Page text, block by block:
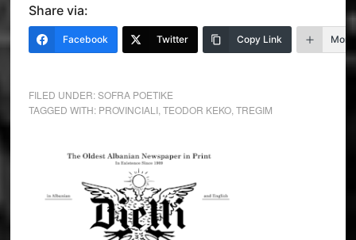
Share via:
Facebook Twitter Copy Link More
FILED UNDER:SOFRA POETIKE
TAGGED WITH: PROVINCIALI, TEODOR KEKO, TREGIM